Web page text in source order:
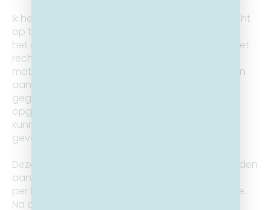
Ik heb volgens art. 10 en 12 van de privacywet recht
op toegang, verbetering en verzet wanneer
het gaat om mijn persoonsgegevens en aldus het
recht om op elk ogenblik te vragen om dit
materiaal uit de databank te laten verwijderen en
aanvaard dat een beperkt aantal persoonlijke
gegevens, zullen worden bewaard bij het
opgeslagen materiaal, ondermeer om gevolg te
kunnen
geven aan dit recht op uitoefening en verzet.
Deze vraag dient schriftelijk overgemaakt te worden
aan de secretaris van 2GO VZW, hetzij
per brief of via e-mail aan secretaris@2govzw.be.
Na deze aanvraag zal het materiaal